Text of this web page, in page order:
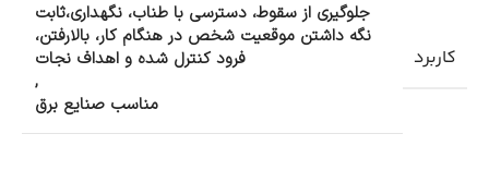
کاربرد
جلوگیری از سقوط، دسترسی با طناب، نگهداری،ثابت
نگه داشتن موقعیت شخص در هنگام کار، بالارفتن،
فرود کنترل شده و اهداف نجات
,
مناسب صنایع برق